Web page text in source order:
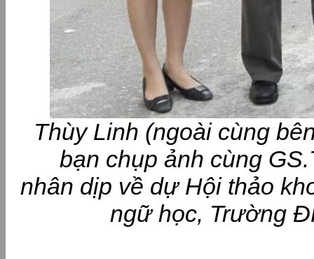
Thùy Linh (ngoài cùng
bạn chụp ảnh cùng
nhân dịp về dự Hội thảo
ngữ học, Trường